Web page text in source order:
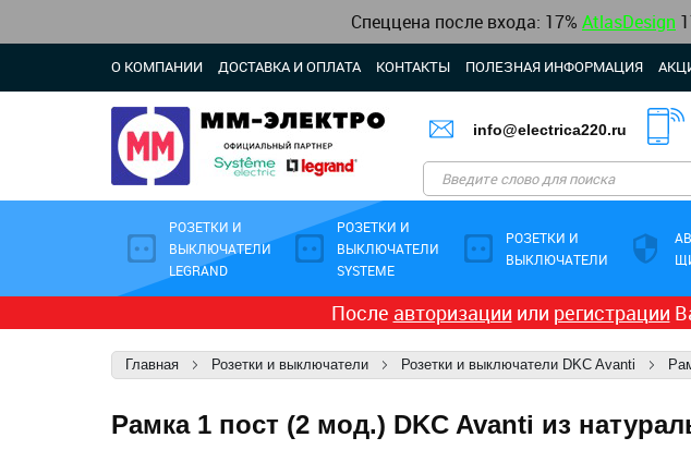
Спеццена после входа: 17% AtlasDesign
О КОМПАНИИ ДОСТАВКА И ОПЛАТА КОНТАКТЫ ПОЛЕЗНАЯ ИНФОРМАЦИЯ
info@electrica220.ru
РОЗЕТКИ И
ВЫКЛЮЧАТЕЛИ
LEGRAND
РОЗЕТКИ И
ВЫКЛЮЧАТЕЛИ
SYSTEME
РОЗЕТКИ И
ВЫКЛЮЧАТЕЛИ
После авторизации или регистрации
Главная Розетки и выключатели Розетки и выключатели DKC Avanti
Рамка 1 пост (2 мод.) DKC Avanti из